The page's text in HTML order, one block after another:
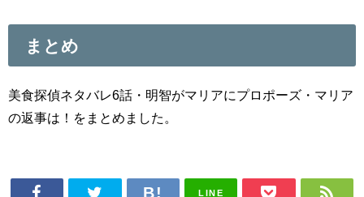
まとめ
美食探偵ネタバレ6話・明智がマリアにプロポーズ・マリア
の返事は！をまとめました。
LINE